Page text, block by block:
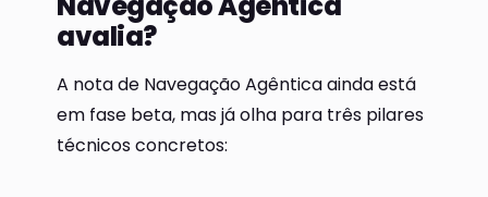
avalia?
A nota de Navegação Agêntica ainda está
em fase beta, mas já olha para três pilares
técnicos concretos: